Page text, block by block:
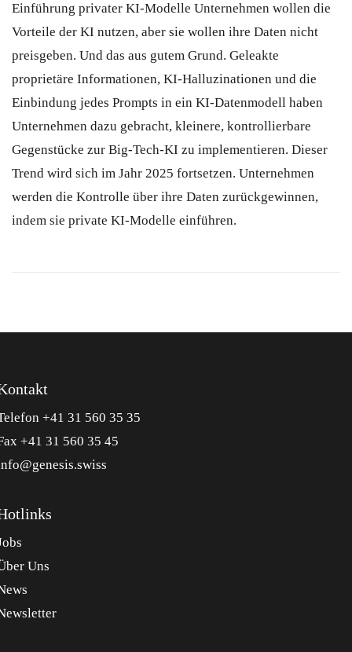
Einführung privater KI-Modelle Unternehmen wollen die
Vorteile der KI nutzen, aber sie wollen ihre Daten nicht
preisgeben. Und das aus gutem Grund. Geleakte
proprietäre Informationen, KI-Halluzinationen und die
Einbindung jedes Prompts in ein KI-Datenmodell haben
Unternehmen dazu gebracht, kleinere, kontrollierbare
Gegenstücke zur Big-Tech-KI zu implementieren. Dieser
Trend wird sich im Jahr 2025 fortsetzen. Unternehmen
werden die Kontrolle über ihre Daten zurückgewinnen,
indem sie private KI-Modelle einführen.
+41 31 560 35 35
+41 31 560 35 45
Uns